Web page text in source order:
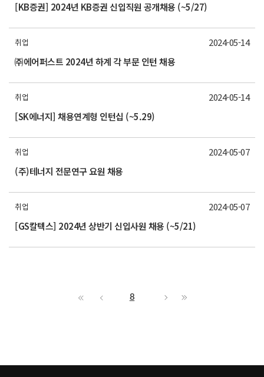
[KB증권] 2024년 KB증권 신입직원 공개채용 (~5/27)
취업
㈜에어퍼스트 2024년 하계 각 부문 인턴 채용
2024-05-14
취업
[SK에너지] 채용연계형 인턴십 (~5.29)
2024-05-14
취업
(주)테너지 전문연구 요원 채용
2024-05-07
취업
[GS칼텍스] 2024년 상반기 신입사원 채용 (~5/21)
2024-05-07
8